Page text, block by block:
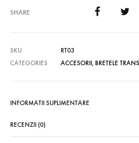
SHARE
SKU
RT03
CATEGORIES
ACCESORII, BRETELE
INFORMATII SUPLIMENTARE
RECENZII (0)